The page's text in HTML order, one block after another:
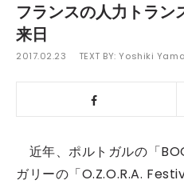
フランスの人力トラ
来日
2017.02.23 TEXT BY:Yoshiki
近年、ポルトガルの「
ガリーの「O.Z.O.R.A.